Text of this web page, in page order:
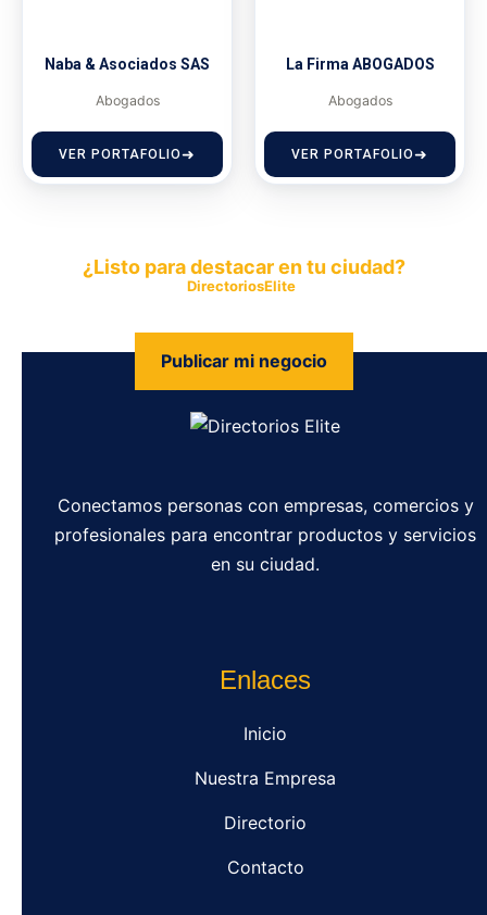
Naba & Asociados SAS
Abogados
VER PORTAFOLIO
La Firma ABOGADOS
Abogados
VER PORTAFOLIO
¿Listo para destacar en tu ciudad?
DirectoriosElite
Publicar mi negocio
Conectamos personas con empresas, comercios y
profesionales para encontrar productos y servicios
en su ciudad.
Enlaces
Inicio
Nuestra Empresa
Directorio
Contacto